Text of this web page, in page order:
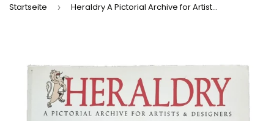
Startseite › Heraldry A Pictorial Archive for Artists - Englische Ausgabe - Gebraucht